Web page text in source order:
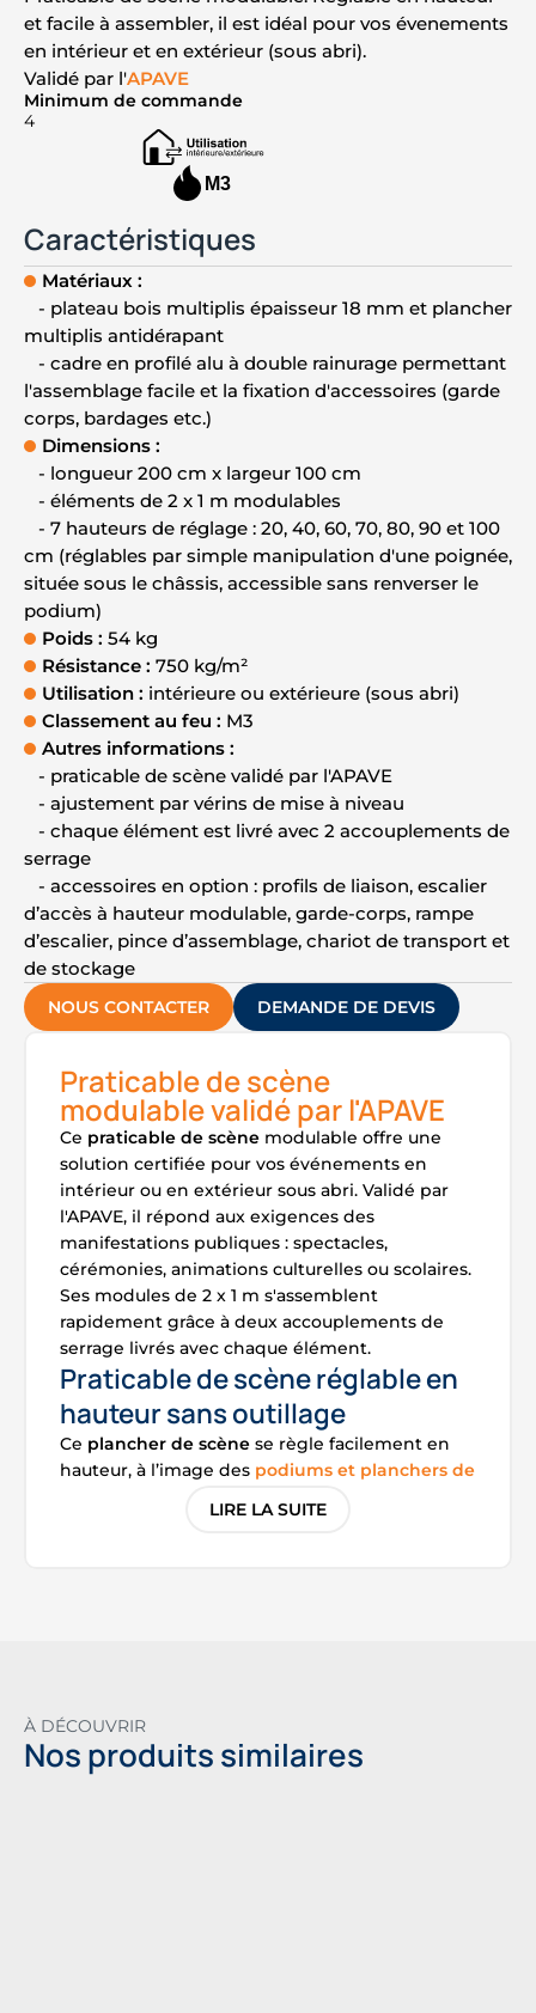
et facile à assembler, il est idéal pour vos évenements
en intérieur et en extérieur (sous abri).
Validé par l'APAVE
Minimum de commande
4
M3
Caractéristiques
Matériaux :
- plateau bois multiplis épaisseur 18 mm et plancher
multiplis antidérapant
- cadre en profilé alu à double rainurage permettant
l'assemblage facile et la fixation d'accessoires (garde
corps, bardages etc.)
Dimensions :
- longueur 200 cm x largeur 100 cm
- éléments de 2 x 1 m modulables
- 7 hauteurs de réglage : 20, 40, 60, 70, 80, 90 et 100
cm (réglables par simple manipulation d'une poignée,
située sous le châssis, accessible sans renverser le
podium)
Poids : 54 kg
Résistance : 750 kg/m²
Utilisation : intérieure ou extérieure (sous abri)
Classement au feu : M3
Autres informations :
- praticable de scène validé par l'APAVE
- ajustement par vérins de mise à niveau
- chaque élément est livré avec 2 accouplements de
serrage
- accessoires en option : profils de liaison, escalier
d’accès à hauteur modulable, garde-corps, rampe
d’escalier, pince d’assemblage, chariot de transport et
de stockage
NOUS CONTACTER DEMANDE DE DEVIS
Praticable de scène
modulable validé par l'APAVE
Ce praticable de scène modulable offre une
solution certifiée pour vos événements en
intérieur ou en extérieur sous abri. Validé par
l'APAVE, il répond aux exigences des
manifestations publiques : spectacles,
cérémonies, animations culturelles ou scolaires.
Ses modules de 2 x 1 m s'assemblent
rapidement grâce à deux accouplements de
serrage livrés avec chaque élément.
Praticable de scène réglable en
hauteur sans outillage
Ce plancher de scène se règle facilement en
hauteur, à l’image des podiums et planchers de
dans son système d’ajustement via une
Plancher de scène robuste en
aluminium et bois multiplis
LIRE LA SUITE
À DÉCOUVRIR
Nos produits similaires